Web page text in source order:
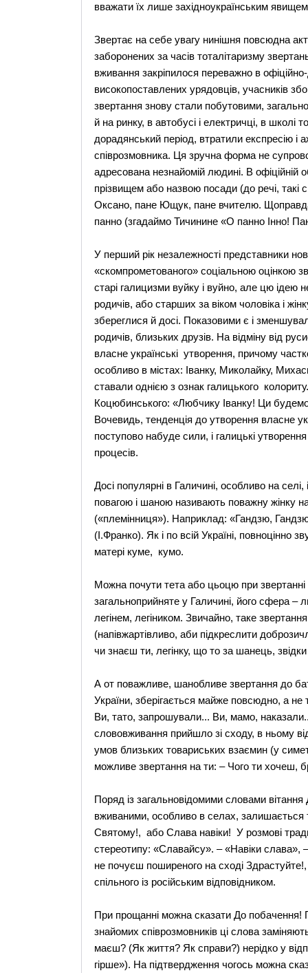
вважати їх лише західноукраїнським
Звертає на себе увагу нинішня повсюдна
заборонених за часів тоталітаризму
вживання закріпилося переважно в
високопоставлених урядовців, учасників
звертання знову стали побутовими,
й на ринку, в автобусі і електричці, в школі
дорадянський період, втратили експресію і
співрозмовника. Ця зручна форма не
адресована незнайомій людині. В
прізвищем або назвою посади (до речі,
Оксано, пане Ющук, пане вчителю.
панно (згадаймо Тичинине «О панно Інно!
У перший рік незалежності представники
«скомпрометованого» соціальною оцінкою
старі галицизми вуйку і вуйно, але цю ідею
родичів, або старших за віком чоловіка і
збереглися й досі. Показовими є і
родичів, близьких друзів. На відміну від
власне українські утворення, причому
особливо в містах: Іванку, Миколайку,
ставали однією з ознак галицького
Коцюбинського: «Любчику Іванку! Ци
Вочевидь, тенденція до утворення власне
поступово набуде сили, і галицькі
процесів.
Досі популярні в Галичині, особливо на
повагою і шаною називають поважну жінку
(«племінниця»). Наприклад: «Гандзю,
(І.Франко). Як і по всій Україні, повноцінно
матері куме, кумо.
Можна почути тета або цьоцю при
загальноприйняте у Галичині, його сфера
легінем, легіником. Звичайно, таке
(напівжартівливо, аби підкреслити
чи знаєш ти, легінку, що то за шанець,
А от поважливе, шанобливе звертання до
України, зберігається майже повсюдно, а не
Ви, тато, запрошували... Ви, мамо,
слововживання прийшло зі сходу, в ньому
умов близьких товариських взаємин (у
можливе звертання на ти: – Чого ти хочеш,
Поряд із загальновідомими словами
вживаними, особливо в селах, залишається
Святому!, або Слава навіки! У розмові
стереотипу: «Славайсу». – «Навіки
не почуєш поширеного на сході
спільного із російським відповідником.
При прощанні можна сказати До побачення!
знайомих співрозмовників ці слова
маєш? (Як життя? Як справи?) нерідко у
гірше»). На підтвердження чогось можна